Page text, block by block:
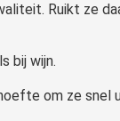
Ruikt ze
bij wijn.
om ze snel